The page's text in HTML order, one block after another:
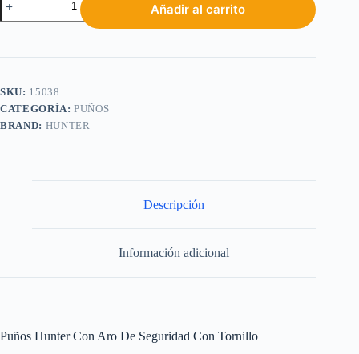
Añadir al carrito
SKU: 15038
CATEGORÍA:PUÑOS
BRAND: HUNTER
Descripción
Información adicional
Puños Hunter Con Aro De Seguridad Con Tornillo